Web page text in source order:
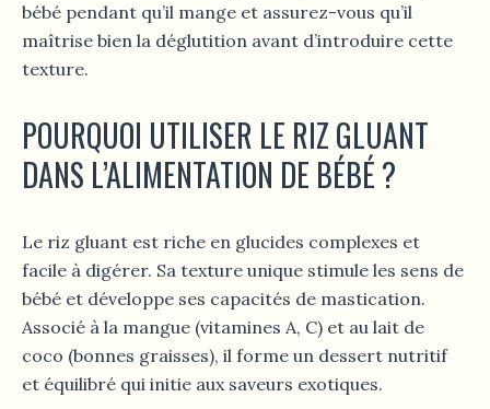
bébé pendant qu’il mange et assurez-vous qu’il
maîtrise bien la déglutition avant d’introduire cette
texture.
POURQUOI UTILISER LE RIZ GLUANT
DANS L’ALIMENTATION DE BÉBÉ ?
Le riz gluant est riche en glucides complexes et
facile à digérer. Sa texture unique stimule les sens de
bébé et développe ses capacités de mastication.
Associé à la mangue (vitamines A, C) et au lait de
coco (bonnes graisses), il forme un dessert nutritif
et équilibré qui initie aux saveurs exotiques.